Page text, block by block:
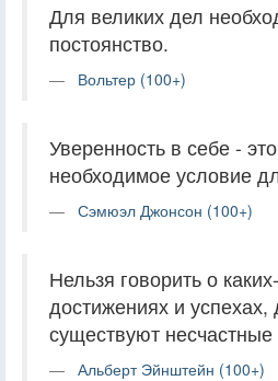
Для великих дел
постоянство.
Вольтер (100+)
Уверенность в себе -
необходимое условие
Сэмюэл Джонсон (100+)
Нельзя говорить о
достижениях и
существуют несчастные
Альберт Эйнштейн (100+)